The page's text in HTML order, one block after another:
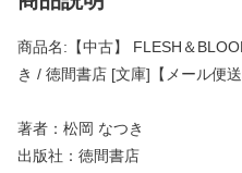
商品名:【中古】 FLESH＆
き / 徳間書店 [文庫]【メール便送
著者：松岡 なつき
出版社：徳間書店